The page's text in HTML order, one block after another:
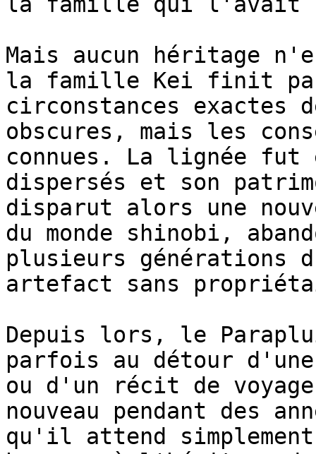
Mais aucun héritage
la famille Kei finit
circonstances exactes
obscures, mais les
connues. La lignée fut
dispersés et son
disparut alors une
du monde shinobi,
plusieurs générations
artefact sans
Depuis lors, le
parfois au détour
ou d'un récit de
nouveau pendant des
qu'il attend